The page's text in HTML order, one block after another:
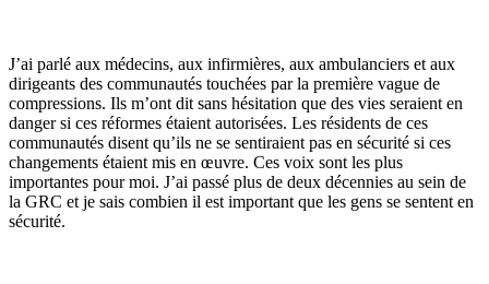
J’ai parlé aux médecins, aux infirmières, aux ambulanciers et aux
dirigeants des communautés touchées par la première vague de
compressions. Ils m’ont dit sans hésitation que des vies seraient en
danger si ces réformes étaient autorisées. Les résidents de ces
communautés disent qu’ils ne se sentiraient pas en sécurité si ces
changements étaient mis en œuvre. Ces voix sont les plus
importantes pour moi. J’ai passé plus de deux décennies au sein de
la GRC et je sais combien il est important que les gens se sentent en
sécurité.